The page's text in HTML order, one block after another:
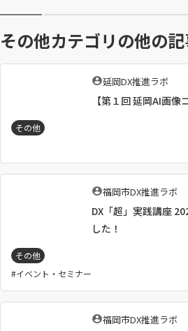
その他カテゴリの他の
執
者
延岡DX推進ラボ
【第１回 延岡AI画像
その他
執
者
：
福岡市DX推進ラボ
DX「超」実践講座
した！
その他
イベント・セミナー
執
福岡市DX推進ラボ